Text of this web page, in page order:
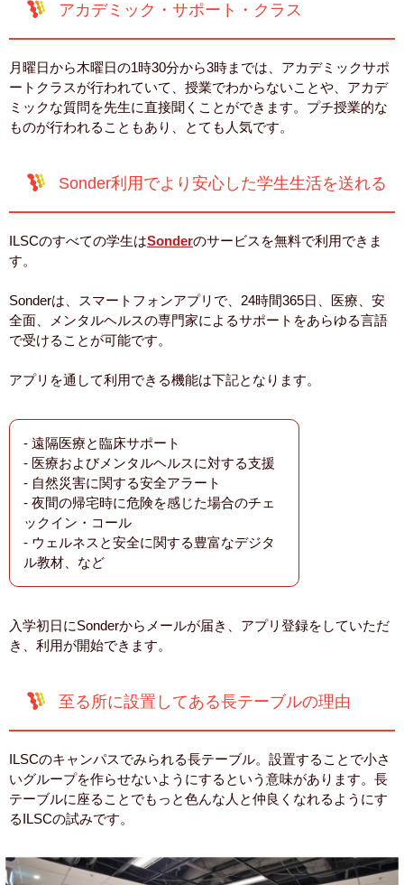
アカデミック・サポート・クラス
月曜日から木曜日の1時30分から3時までは、アカデミックサポ
ートクラスが行われていて、授業でわからないことや、アカデ
ミックな質問を先生に直接聞くことができます。プチ授業的な
ものが行われることもあり、とても人気です。
Sonder利用でより安心した学生生活を送れる
ILSCのすべての学生はSonderのサービスを無料で利用できま
す。
Sonderは、スマートフォンアプリで、24時間365日、医療、安
全面、メンタルヘルスの専門家によるサポートをあらゆる言語
で受けることが可能です。
アプリを通して利用できる機能は下記となります。
- 遠隔医療と臨床サポート
- 医療およびメンタルヘルスに対する支援
- 自然災害に関する安全アラート
- 夜間の帰宅時に危険を感じた場合のチェ
ックイン・コール
- ウェルネスと安全に関する豊富なデジタ
ル教材、など
入学初日にSonderからメールが届き、アプリ登録をしていただ
き、利用が開始できます。
至る所に設置してある長テーブルの理由
ILSCのキャンパスでみられる長テーブル。設置することで小さ
いグループを作らせないようにするという意味があります。長
テーブルに座ることでもっと色んな人と仲良くなれるようにす
るILSCの試みです。